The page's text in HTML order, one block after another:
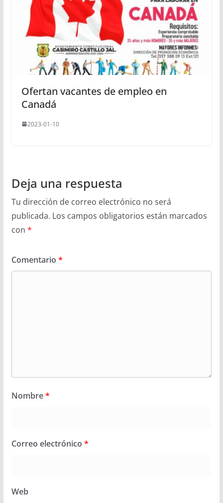
Ofertan vacantes de empleo en
Canadá
2023-01-10
Deja una respuesta
Tu dirección de correo electrónico no será
publicada. Los campos obligatorios están marcados
con *
Comentario *
Nombre*
Correo electrónico *
Web